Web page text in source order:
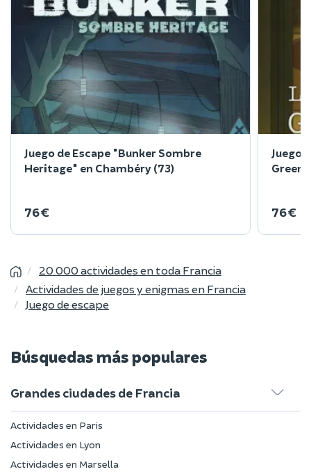
Juego de Escape "Bunker Sombre
Heritage" en Chambéry (73)
76 €
Juego
76 €
20 000 actividades en toda Francia
Actividades de juegos y enigmas en Francia
Juego de escape
Búsquedas más populares
Grandes ciudades de Francia
Actividades en Paris
Actividades en Lyon
Actividades en Marsella